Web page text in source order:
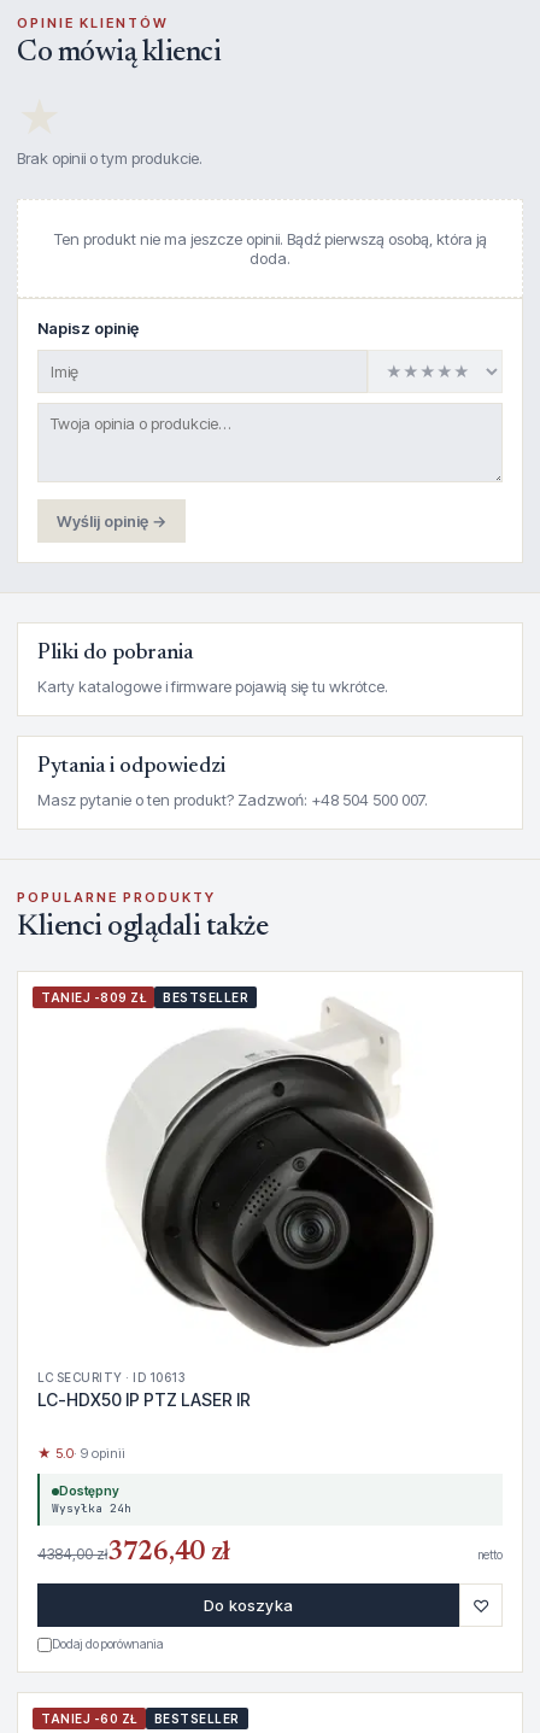
OPINIE KLIENTÓW
Co mówią klienci
Brak opinii o tym produkcie.
Ten produkt nie ma jeszcze opinii. Bądź pierwszą osobą, która ją
doda.
Napisz opinię
Wyślij opinię →
Pliki do pobrania
Karty katalogowe i firmware pojawią się tu wkrótce.
Pytania i odpowiedzi
Masz pytanie o ten produkt? Zadzwoń: +48 504 500 007.
POPULARNE PRODUKTY
Klienci oglądali także
TANIEJ -809 ZŁ BESTSELLER
LC SECURITY · ID 10613
LC-HDX50 IP PTZ LASER IR
★ 5.0· 9 opinii
Dostępny
Wysyłka 24h
4384,00 zł3726,40 zł netto
Do koszyka ♡
Dodaj do porównania
TANIEJ -60 ZŁ BESTSELLER